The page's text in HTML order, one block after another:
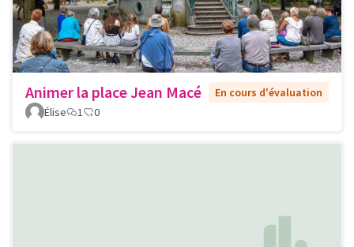
Animer la place Jean Macé
En cours d'évaluation
Élise
1 0